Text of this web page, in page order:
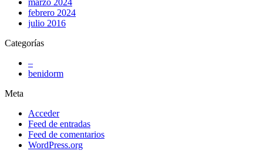
febrero 2024
julio 2016
Categorías
–
benidorm
Meta
Acceder
Feed de entradas
Feed de comentarios
WordPress.org